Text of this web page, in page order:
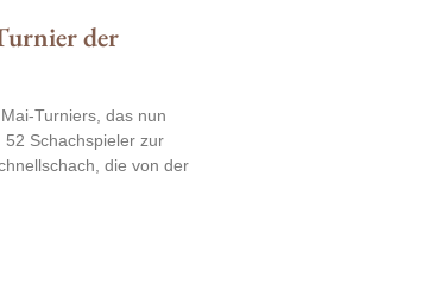
der
Turniers, das nun
Schachspieler zur
die von der